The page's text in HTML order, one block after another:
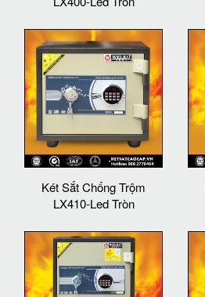
Két Sắt Chống Trộm
LX410-Led Tròn